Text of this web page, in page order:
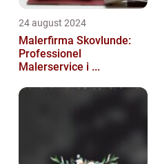
24 august 2024
Malerfirma Skovlunde:
Professionel
Malerservice i ...